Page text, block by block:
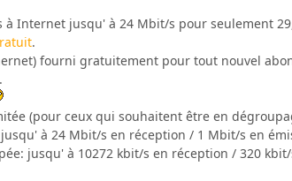
à Internet jusqu' à 24 Mbit/s pour seulement
.
fourni gratuitement pour tout nouvel
(pour ceux qui souhaitent être en
à 24 Mbit/s en réception / 1 Mbit/s en
jusqu' à 10272 kbit/s en réception / 320